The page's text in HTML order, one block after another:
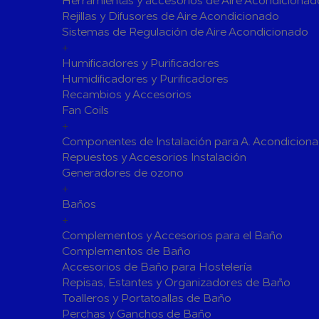
Válvulas para Calefacción
Válvulas Radiador
Válv.
Válvulas de Seguridad
Bombas de calor para ACS
Cocinas
Fregaderos
Grifería de Cocina
Contra Incendios
Accesorios y Grupos Contra Incendios
Energías Renovables
Calderas y estufas de biomasa
Sistemas de Energía Solar Térmica
Estructuras de soporte
Rejillas y Difusores de Aire Acondicionado
Sistemas de Regulación de Aire Acondicionado
+
Humificadores y Purificadores
Humidificadores y Purificadores
Recambios y Accesorios
Fan Coils
+
Componentes de Instalación para A.
Repuestos y Accesorios Instalación
Generadores de ozono
+
Baños
+
Complementos y Accesorios para el Baño
Complementos de Baño
Accesorios de Baño para Hostelería
Repisas, Estantes y Organizadores de Baño
Toalleros y Portatoallas de Baño
Perchas y Ganchos de Baño